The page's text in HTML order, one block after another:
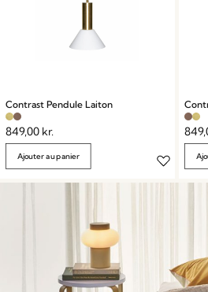
Contrast Pendule Laiton
849,00 kr.
Ajouter au panier